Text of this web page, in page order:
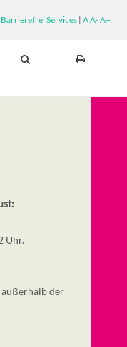
Barrierefrei Services| AA-A+
Uhr.
der